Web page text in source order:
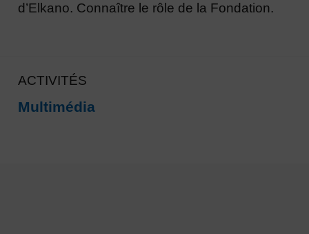
d’Elkano. Connaître le rôle de la Fondation.
ACTIVITÉS
Multimédia